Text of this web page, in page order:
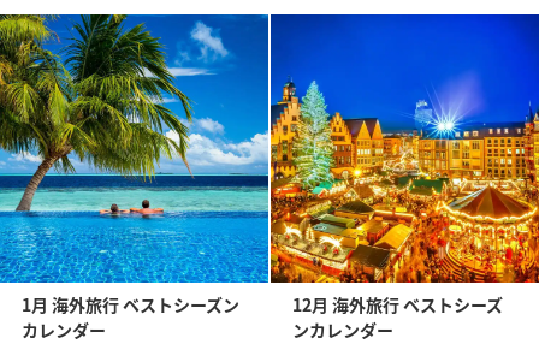
1月 海外旅行 ベストシーズン
カレンダー
12月 海外旅行 ベストシーズ
ンカレンダー